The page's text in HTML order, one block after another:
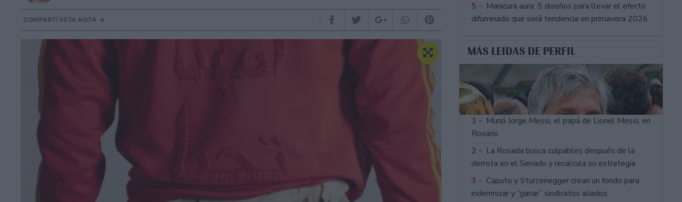
COMPARTÍ ESTA NOTA
5 - Manicura aura: 5 diseños para llevar el efecto
difuminado que será tendencia en primavera 2026
MÁS LEÍDAS DE PERFIL
1 - Murió Jorge Messi, el papá de Lionel Messi, en
Rosario
2 - La Rosada busca culpables después de la
derrota en el Senado y recalcula su estrategia
3 - Caputo y Sturzenegger crean un fondo para
indemnizar y “ganar” sindicatos aliados